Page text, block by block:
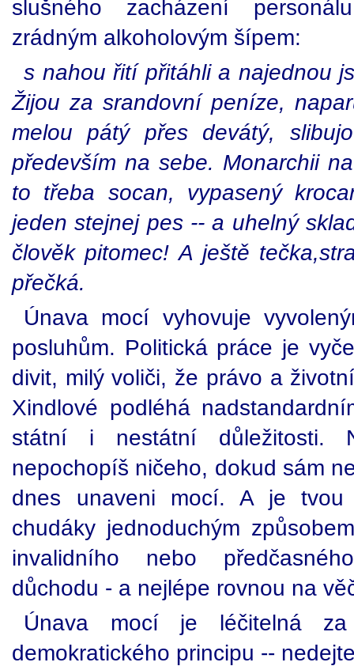
slušného zacházení
zrádným alkoholovým šípem:
s nahou řití přitáhli a najednou
Žijou za srandovní peníze,
melou pátý přes devátý,
především na sebe. Monarchii
to třeba socan, vypasený
jeden stejnej pes -- a uhelný
člověk pitomec! A ještě
přečká.
Únava mocí vyhovuje
posluhům. Politická práce je
divit, milý voliči, že právo a
Xindlové podléhá
státní i nestátní důležitosti.
nepochopíš ničeho, dokud sám
dnes unaveni mocí. A je tvou
chudáky jednoduchým
invalidního nebo
důchodu - a nejlépe rovnou na
Únava mocí je léčitelná za
demokratického principu --